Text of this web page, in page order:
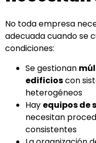
No toda empresa
adecuada cuando se
condiciones:
Se gestionan
edificioscon
heterogéneos
Hay equipos de
necesitan
consistentes